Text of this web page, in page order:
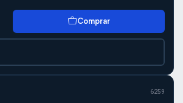
Comprar
6259